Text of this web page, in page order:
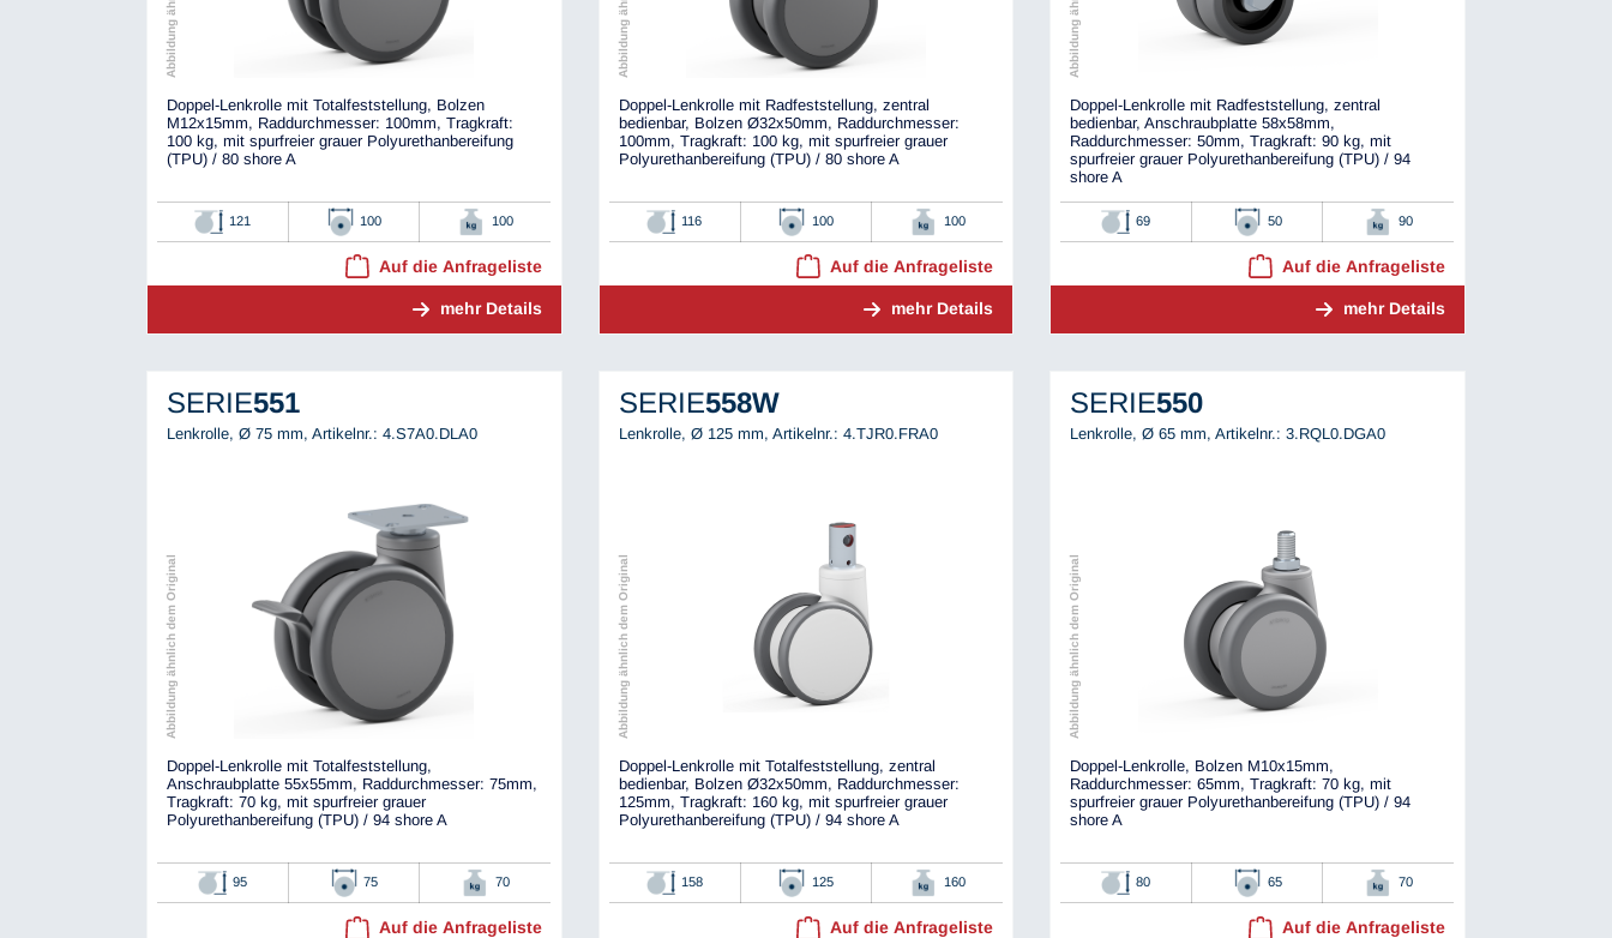
Doppel-Lenkrolle mit Totalfeststellung, Bolzen
M12x15mm, Raddurchmesser: 100mm, Tragkraft:
100 kg, mit spurfreier grauer Polyurethanbereifung
(TPU) / 80 shore A
121 100 100
Auf die Anfrageliste
mehr Details
Doppel-Lenkrolle mit Radfeststellung, zentral
bedienbar, Bolzen Ø32x50mm, Raddurchmesser:
100mm, Tragkraft: 100 kg, mit spurfreier grauer
Polyurethanbereifung (TPU) / 80 shore A
116 100 100
Auf die Anfrageliste
mehr Details
Doppel-Lenkrolle mit Radfeststellung, zentral
bedienbar, Anschraubplatte 58x58mm,
Raddurchmesser: 50mm, Tragkraft: 90 kg, mit
spurfreier grauer Polyurethanbereifung (TPU) / 94
shore A
69 50 90
Auf die Anfrageliste
mehr Details
SERIE551
Lenkrolle, Ø 75 mm, Artikelnr.: 4.S7A0.DLA0
Abbildung ähnlich dem Original
Doppel-Lenkrolle mit Totalfeststellung,
Anschraubplatte 55x55mm, Raddurchmesser: 75mm,
Tragkraft: 70 kg, mit spurfreier grauer
Polyurethanbereifung (TPU) / 94 shore A
95 75 70
Auf die Anfrageliste
SERIE558W
Lenkrolle, Ø 125 mm, Artikelnr.: 4.TJR0.FRA0
Abbildung ähnlich dem Original
Doppel-Lenkrolle mit Totalfeststellung, zentral
bedienbar, Bolzen Ø32x50mm, Raddurchmesser:
125mm, Tragkraft: 160 kg, mit spurfreier grauer
Polyurethanbereifung (TPU) / 94 shore A
158 125 160
Auf die Anfrageliste
SERIE550
Lenkrolle, Ø 65 mm,Artikelnr.: 3.RQL0.DGA0
Abbildung ähnlich dem Original
Doppel-Lenkrolle, Bolzen M10x15mm,
Raddurchmesser: 65mm, Tragkraft: 70 kg, mit
spurfreier grauer Polyurethanbereifung (TPU) / 94
shore A
80 65 70
Auf die Anfrageliste